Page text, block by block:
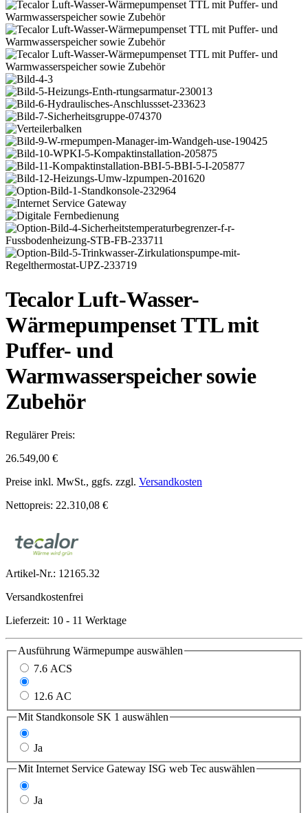
Tecalor Luft-Wasser-
Wärmepumpenset TTL mit
Puffer- und
Warmwasserspeicher sowie
Zubehör
Regulärer Preis:
26.549,00 €
Preise inkl. MwSt., ggfs. zzgl. Versandkosten
Nettopreis: 22.310,08 €
Artikel-Nr.: 12165.32
Versandkostenfrei
Lieferzeit: 10 - 11 Werktage
Ausführung Wärmepumpe auswählen
7.6 ACS
12.6 AC
Mit Standkonsole SK 1 auswählen
Ja
Mit Internet Service Gateway ISG web Tec auswählen
Ja